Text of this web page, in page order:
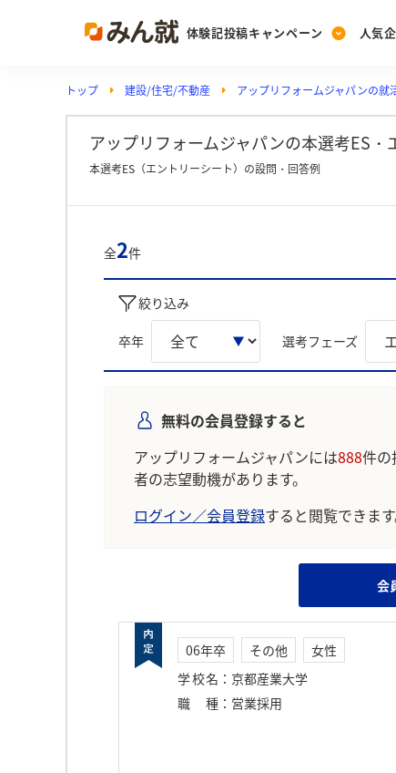
体験記投稿キャンペーン
Post
投稿する
人気
Ranking
ランキングを見る
Vote
PickUp
注目の企業特集
トップ 建設/住宅/不動産 アップリフォームジャパンの就
アップリフォームジャパンの本選考ES・
本選考ES（エントリーシート）の設問・回答例
全2件
絞り込み
卒年 選考フェーズ
無料の会員登録すると
アップリフォームジャパンには888件の
者の志望動機があります。
ログイン／会員登録すると閲覧できます
会
06年卒 その他
女性
学校名 ： 京都産業大学
職種 ： 営業採用